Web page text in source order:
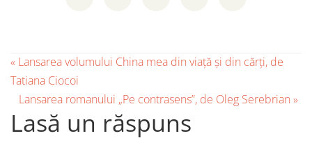
« Lansarea volumului China mea din viață și din cărți, de
Tatiana Ciocoi
Lansarea romanului „Pe contrasens”, de Oleg Serebrian »
Lasă un răspuns